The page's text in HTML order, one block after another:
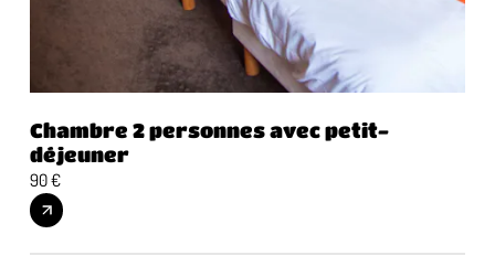
Chambre 2 personnes avec petit-
déjeuner
90 €